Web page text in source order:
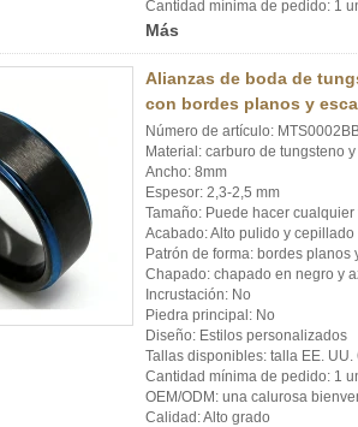
Cantidad mínima de pedido: 1
Más
Alianzas de boda de
con bordes planos y
Número de artículo:
Material: carburo de tungsteno
Ancho: 8mm
Espesor: 2,3-2,5 mm
Tamaño: Puede hacer
Acabado: Alto pulido y cepillado
Patrón de forma: bordes planos
Chapado: chapado en negro y
Incrustación: No
Piedra principal: No
Diseño: Estilos personalizados
Tallas disponibles: talla EE.
Cantidad mínima de pedido: 1
OEM/ODM: una calurosa
Calidad: Alto grado